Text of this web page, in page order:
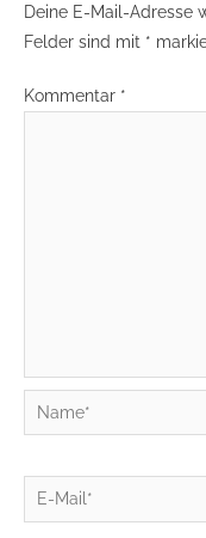
Deine E-Mail-Adresse
Felder sind mit *
Kommentar *
Name*
E-
Mail*